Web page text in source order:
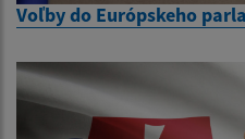
Voľby do Európskeho